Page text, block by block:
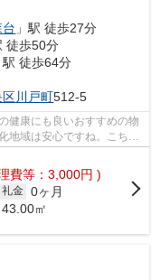
台 」駅 徒歩27分
徒歩50分
駅 徒歩64分
区川戸町512-5
健康にも良いおすすめの物
地域は安心ですね。こちら
費等：3,000円 )
礼金 0ヶ月
㎡